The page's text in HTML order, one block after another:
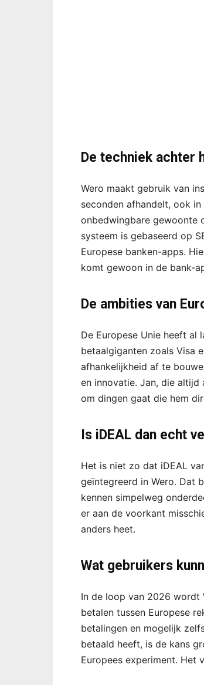
De techniek achter
Wero maakt gebruik van
seconden afhandelt, ook
onbedwingbare gewoonte
systeem is gebaseerd op
Europese banken-apps.
komt gewoon in de bank-
De ambities van
De Europese Unie heeft al
betaalgiganten zoals Visa
afhankelijkheid af te
en innovatie. Jan, die altijd
om dingen gaat die hem
Is iDEAL dan echt
Het is niet zo dat iDEAL
geïntegreerd in Wero. Dat
kennen simpelweg
er aan de voorkant
anders heet.
Wat gebruikers
In de loop van 2026 wordt
betalen tussen Europese
betalingen en mogelijk
betaald heeft, is de kans
Europees experiment. Het